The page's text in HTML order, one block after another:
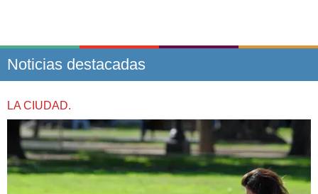
Noticias destacadas
LA CIUDAD.